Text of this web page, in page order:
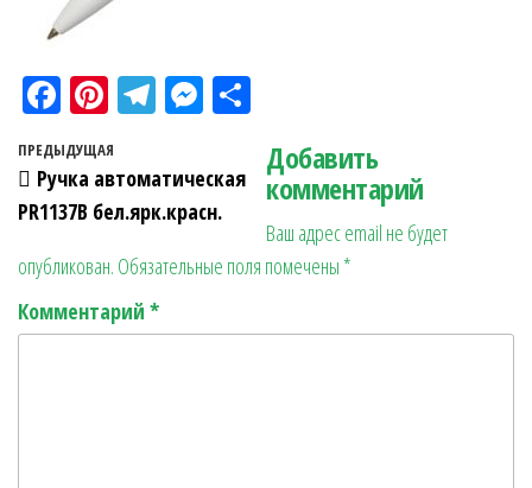
Fa
ce
bo
ok
Pi
nt
er
es
t
Te
gr
a
M
se
n
r
ра
в
ит
ь
Навигация по записям
Предыдущая запись
ПРЕДЫДУЩАЯ
Ручка автоматическая
PR1137B бел.ярк.красн.
Добавить
комментарий
Ваш адрес email не будет
опубликован. Обязательные поля помечены *
Комментарий *